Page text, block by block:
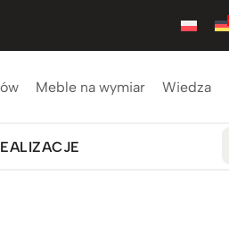
Meble na wymiar Wiedza